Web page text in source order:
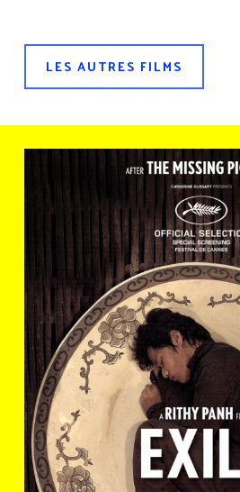
LES AUTRES FILMS